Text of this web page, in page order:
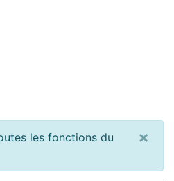
les fonctions du ×